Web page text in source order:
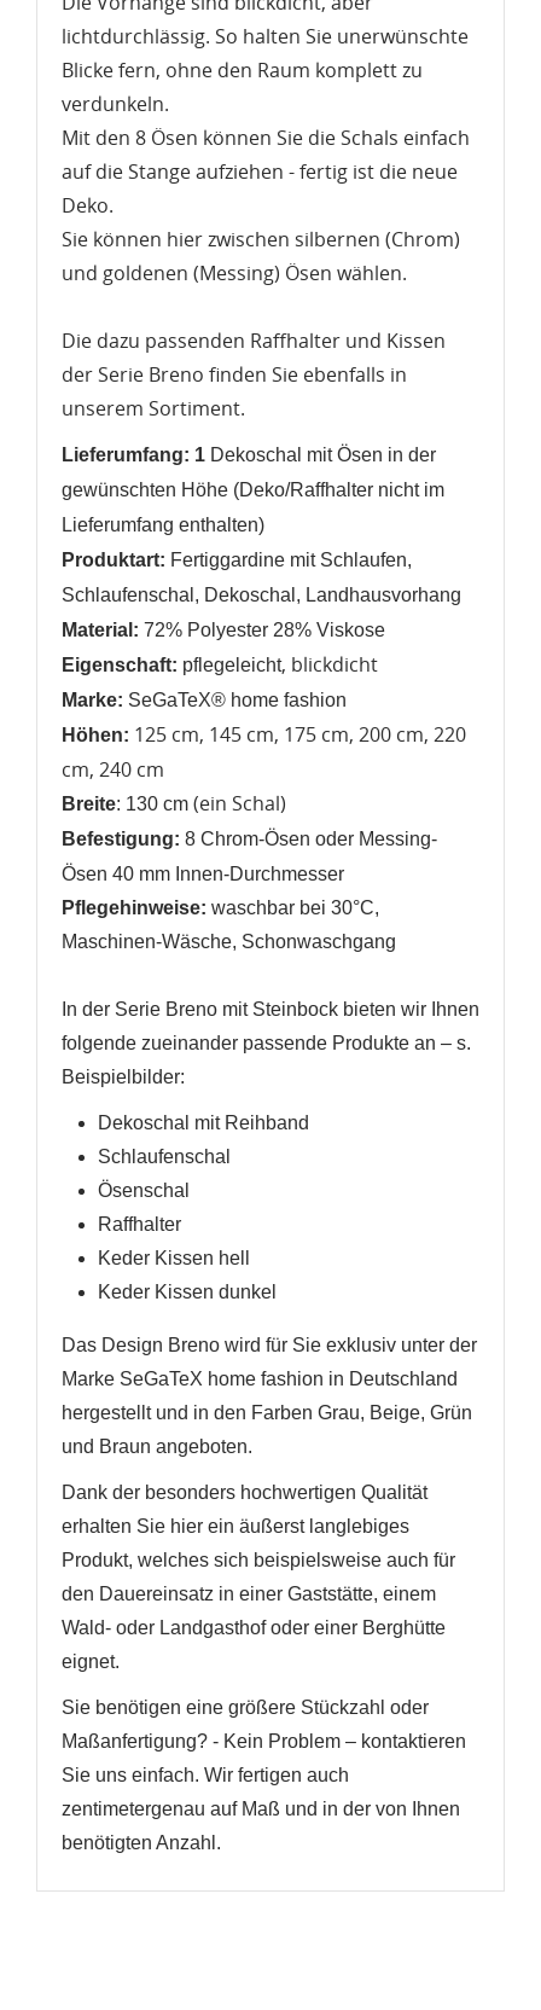
lichtdurchlässig. So halten Sie unerwünschte
Blicke fern, ohne den Raum komplett zu
verdunkeln.
Mit den 8 Ösen können Sie die Schals einfach
auf die Stange aufziehen - fertig ist die neue
Deko.
Sie können hier zwischen silbernen (Chrom)
und goldenen (Messing) Ösen wählen.
Die dazu passenden Raffhalter und Kissen
der Serie Breno finden Sie ebenfalls in
unserem Sortiment.
Lieferumfang: 1 Dekoschal mit Ösen in der
gewünschten Höhe (Deko/Raffhalter nicht im
Lieferumfang enthalten)
Produktart: Fertiggardine mit Schlaufen,
Schlaufenschal, Dekoschal, Landhausvorhang
Material: 72% Polyester 28% Viskose
Eigenschaft: pflegeleicht, blickdicht
Marke: SeGaTeX® home fashion
Höhen: 125 cm, 145 cm, 175 cm, 200 cm, 220
cm, 240 cm
Breite: 130 cm (ein Schal)
Befestigung: 8 Chrom-Ösen oder Messing-
Ösen 40 mm Innen-Durchmesser
Pflegehinweise: waschbar bei 30°C,
Maschinen-Wäsche, Schonwaschgang
In der Serie Breno mit Steinbock bieten wir Ihnen
folgende zueinander passende Produkte an – s.
Beispielbilder:
Dekoschal mit Reihband
Schlaufenschal
Ösenschal
Raffhalter
Keder Kissen hell
Keder Kissen dunkel
Das Design Breno wird für Sie exklusiv unter der
Marke SeGaTeX home fashion in Deutschland
hergestellt und in den Farben Grau, Beige, Grün
und Braun angeboten.
Dank der besonders hochwertigen Qualität
erhalten Sie hier ein äußerst langlebiges
Produkt, welches sich beispielsweise auch für
den Dauereinsatz in einer Gaststätte, einem
Wald- oder Landgasthof oder einer Berghütte
eignet.
Sie benötigen eine größere Stückzahl oder
Maßanfertigung? - Kein Problem – kontaktieren
Sie uns einfach. Wir fertigen auch
zentimetergenau auf Maß und in der von Ihnen
benötigten Anzahl.
AUF MEINE WUNSCHLISTE
add_circle_outline Neue Liste anlegen
WUNSCHLISTE ERSTELLEN
Wunschliste
ANMELDEN
Sie müssen angemeldet sein, um Artikel Ihrer
Anmelden